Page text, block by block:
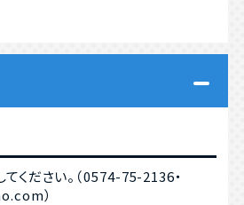
ください。（0574-75-2136・
）